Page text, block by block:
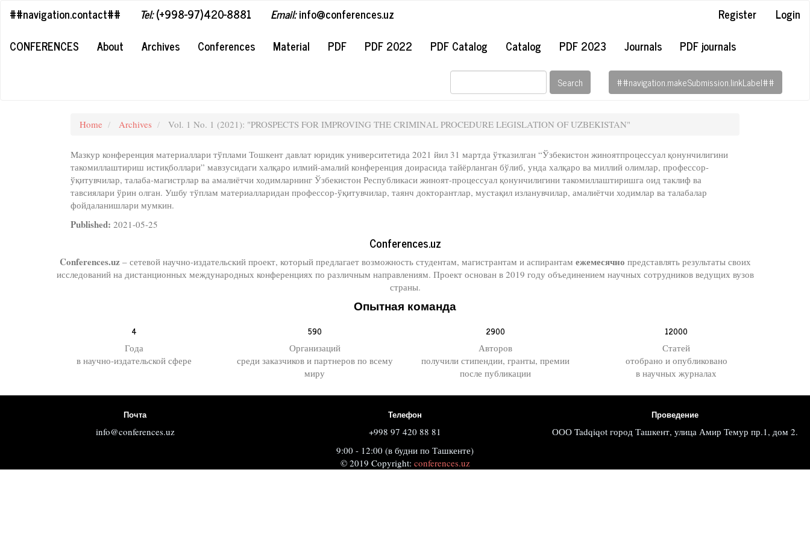
##plugins.themes.bootstrap3.accessible_menu.main_navigation##
##plugins.themes.bootstrap3.accessible_menu.sidebar##
##navigation.contact## Tel:(+998-97)420-8881 Email:info@conferences.uz Register
Login
CONFERENCES
About Archives Conferences Material PDF PDF 2022 PDF Catalog Catalog PDF 2023 Journals PDF journals
Search ##navigation.makeSubmission.linkLabel##
Home Archives Vol. 1 No. 1 (2021): "PROSPECTS FOR IMPROVING THE CRIMINAL PROCEDURE LEGISLATION OF UZBEKISTAN"
Мазкур конференция материаллари тўплами Тошкент давлат юридик университетида 2021 йил 31 мартда ўтказилган “Ўзбекистон жиноятпроцессуал қонунчилигини
такомиллаштириш истиқболлари” мавзусидаги халқаро илмий-амалий конференция доирасида тайёрланган бўлиб, унда халқаро ва миллий олимлар, профессор-
ўқитувчилар, талаба-магистрлар ва амалиётчи ходимларнинг Ўзбекистон Республикаси жиноят-процессуал қонунчилигини такомиллаштиришга оид таклиф ва
тавсиялари ўрин олган. Ушбу тўплам материалларидан профессор-ўқитувчилар, таянч докторантлар, мустақил изланувчилар, амалиётчи ходимлар ва талабалар
фойдаланишлари мумкин.
Published: 2021-05-25
Conferences.uz
Conferences.uz– сетевой научно-издательский проект, который предлагает возможность студентам, магистрантам и аспирантам ежемесячно представлять результаты своих
исследований на дистанционных международных конференциях по различным направлениям. Проект основан в 2019 году объединением научных сотрудников ведущих вузов
страны.
Опытная команда
4
Года
в научно-издательской сфере
590
Организаций
среди заказчиков и партнеров по всему
миру
2900
Авторов
получили стипендии, гранты, премии
после публикации
12000
Статей
отобрано и опубликовано
в научных журналах
Почта
info@conferences.uz
Телефон
+998 97 420 88 81
9:00 - 12:00 (в будни по Ташкенте)
Проведение
ООО Tadqiqot город Ташкент, улица Амир Темур пр.1, дом 2.
© 2019 Copyright: conferences.uz